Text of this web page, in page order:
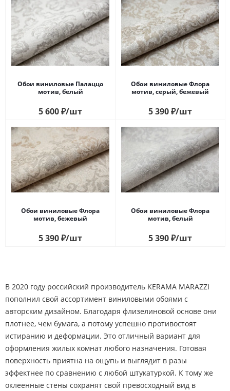
Обои виниловые Палаццо
мотив, белый
5 600₽/шт
Обои виниловые Флора
мотив, серый, бежевый
5 390₽/шт
Обои виниловые Флора
мотив, бежевый
5 390₽/шт
Обои виниловые Флора
мотив, белый
5 390₽/шт
В 2020 году российский производитель KERAMA MARAZZI
пополнил свой ассортимент виниловыми обоями с
авторским дизайном. Благодаря флизелиновой основе они
плотнее, чем бумага, а потому успешно противостоят
истиранию и деформации. Это отличный вариант для
оформления жилых комнат любого назначения. Готовая
поверхность приятна на ощупь и выглядит в разы
эффектнее по сравнению с любой штукатуркой. К тому же
оклеенные стены сохранят свой превосходный вид в